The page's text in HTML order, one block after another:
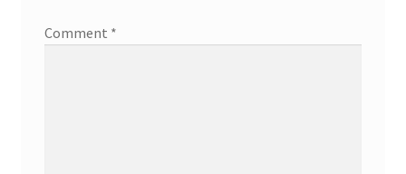
Comment *